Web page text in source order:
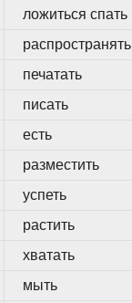
ложиться спать
распространять
печатать
писать
есть
разместить
успеть
растить
хватать
мыть